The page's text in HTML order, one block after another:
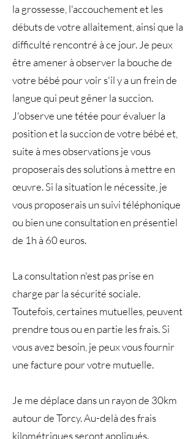
la grossesse, l'accouchement et les
débuts de votre allaitement, ainsi que la
difficulté rencontré à ce jour. Je peux
être amener à observer la bouche de
votre bébé pour voir s'il y a un frein de
langue qui peut gêner la succion.
J'observe une tétée pour évaluer la
position et la succion de votre bébé et,
suite à mes observations je vous
proposerais des solutions à mettre en
œuvre. Si la situation le nécessite, je
vous proposerais un suivi téléphonique
ou bien une consultation en présentiel
de 1h à 60 euros.
La consultation n'est pas prise en
charge par la sécurité sociale.
Toutefois, certaines mutuelles, peuvent
prendre tous ou en partie les frais. Si
vous avez besoin, je peux vous fournir
une facture pour votre mutuelle.
Je me déplace dans un rayon de 30km
autour de Torcy. Au-delà des frais
kilométriques seront appliqués.